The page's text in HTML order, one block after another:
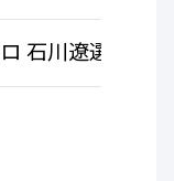
ロ 石川遼選手